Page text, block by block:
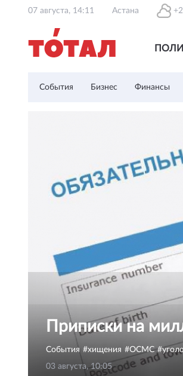
07 августа, 14:11 Астана
События Бизнес Финансы
Приписки на
События хищения ОСМС
03 августа, 10:05